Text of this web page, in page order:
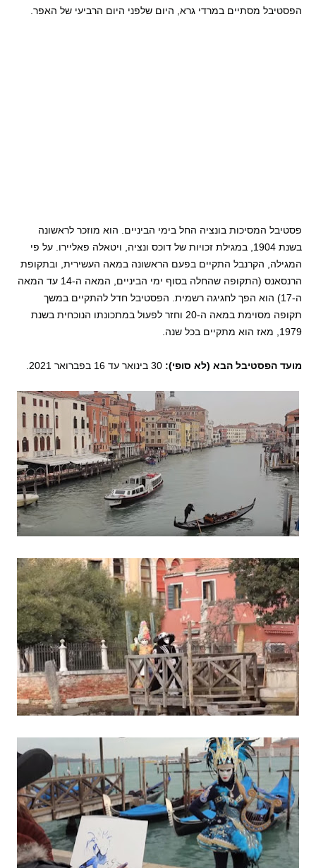
הפסטיבל מסתיים במרדי גרא, היום שלפני היום הרביעי של האפר.
פסטיבל המסיכות בונציה החל בימי הביניים. הוא מוזכר לראשונה
בשנת 1904, במגילת זכויות של דוכס ונציה, ויטאלה פאליירו. על פי
המגילה, הקרנבל התקיים בפעם הראשונה במאה העשירית, ובתקופת
הרנסאנס (התקופה שהחלה בסוף ימי הביניים, המאה ה-14 עד המאה
ה-17) הוא הפך לחגיגה רשמית. הפסטיבל חדל להתקיים במשך
תקופה מסוימת במאה ה-20 וחזר לפעול במתכונתו הנוכחית בשנת
1979, מאז הוא מתקיים בכל שנה.
מועד הפסטיבל הבא (לא סופי):